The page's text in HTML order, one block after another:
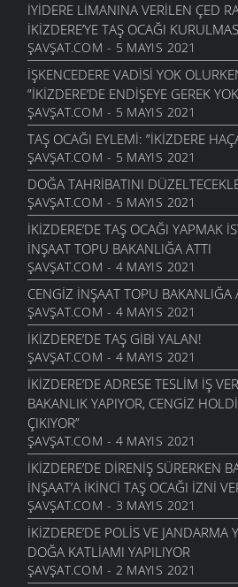
İYIDERE LIMANINA VERILEN ÇED
İKIZDERE’YE TAŞ OCAĞI
ŞAVŞAT.COM - 5 MAYIS 2021
İŞKENCEDERE VADISI YOK
”İKIZDERE’DE ENDIŞEYE GEREK
ŞAVŞAT.COM - 5 MAYIS 2021
TAŞ OCAĞI EYLEMI: ”İKIZDERE
ŞAVŞAT.COM - 5 MAYIS 2021
DOĞA TAHRIBATINI
ŞAVŞAT.COM - 5 MAYIS 2021
İKIZDERE’DE TAŞ OCAĞI YAPMAK
İNŞAAT TOPU BAKANLIĞA ATTI
ŞAVŞAT.COM - 4 MAYIS 2021
CENGIZ İNŞAAT TOPU BAKANLIĞA
ŞAVŞAT.COM - 4 MAYIS 2021
İKIZDERE’DE TAŞ GIBI YALAN!
ŞAVŞAT.COM - 4 MAYIS 2021
İKIZDERE’DE ADRESE TESLIM IŞ
BAKANLIK YAPIYOR, CENGIZ
ÇIKIYOR”
ŞAVŞAT.COM - 4 MAYIS 2021
İKIZDERE’DE DIRENIŞ SÜRERKEN
İNŞAAT’A IKINCI TAŞ OCAĞI IZNI
ŞAVŞAT.COM - 3 MAYIS 2021
İKIZDERE’DE POLIS VE JANDARMA
DOĞA KATLIAMI YAPILIYOR
ŞAVŞAT.COM - 2 MAYIS 2021